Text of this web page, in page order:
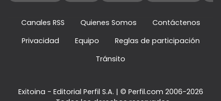
Canales RSS Quienes Somos
Contáctenos
Privacidad
Equipo
Reglas de participación
Tránsito
Exitoina - Editorial Perfil S.A. | © Perfil.com 2006-2026